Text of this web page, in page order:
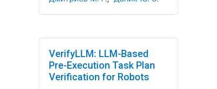
VerifyLLM: LLM-Based
Pre-Execution Task Plan
Verification for Robots